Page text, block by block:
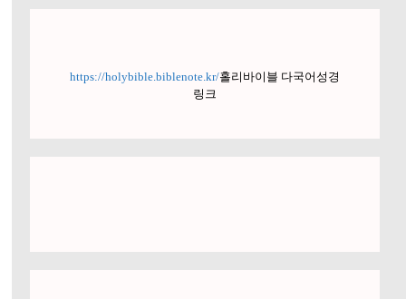
https://holybible.biblenote.kr/홀리바이블 다국어성경
링크